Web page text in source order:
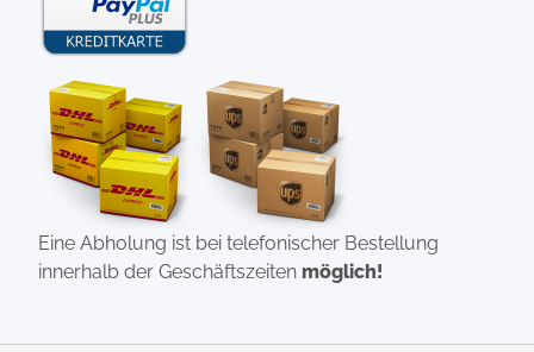
Eine Abholung ist bei telefonischer Bestellung
innerhalb der Geschäftszeiten möglich!